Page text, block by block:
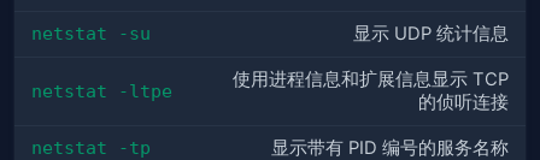
netstat -su 显示 UDP 统计信息
netstat -ltpe
使用进程信息和扩展信息显示 TCP
的侦听连接
netstat -tp 显示带有 PID 编号的服务名称